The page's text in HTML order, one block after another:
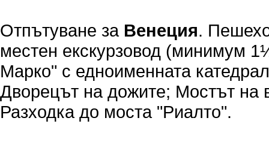
Отпътуване за Венеция.
местен екскурзовод (минимум
Марко" с едноименната
Дворецът на дожите; Мостът на
Разходка до моста "Риалто".